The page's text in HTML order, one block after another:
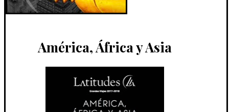
América, África y Asia